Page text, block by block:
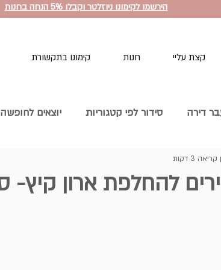
הירשמו לקימונו ניוזלטר וקבלו 5% הנחה בחנות
קצת עליי חנות קימונו בתקשורת
דירה סידור לפי קטגוריות יוצאים לחופשה
סדר במטבח
מלחמה
3 דקות